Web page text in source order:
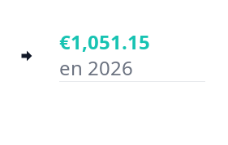
€1,051.15
en 2026